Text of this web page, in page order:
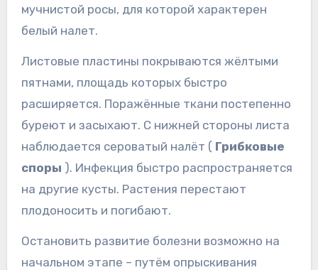
мучнистой росы, для которой характерен
белый налет.
Листовые пластины покрываются жёлтыми
пятнами, площадь которых быстро
расширяется. Поражённые ткани постепенно
буреют и засыхают. С нижней стороны листа
наблюдается сероватый налёт ( Грибковые
споры ). Инфекция быстро распространяется
на другие кусты. Растения перестают
плодоносить и погибают.
Остановить развитие болезни возможно на
начальном этапе – путём опрыскивания